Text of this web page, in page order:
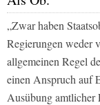
„Zwar haben
Regierungen weder
allgemeinen Regel
einen Anspruch auf
Ausübung amtlicher